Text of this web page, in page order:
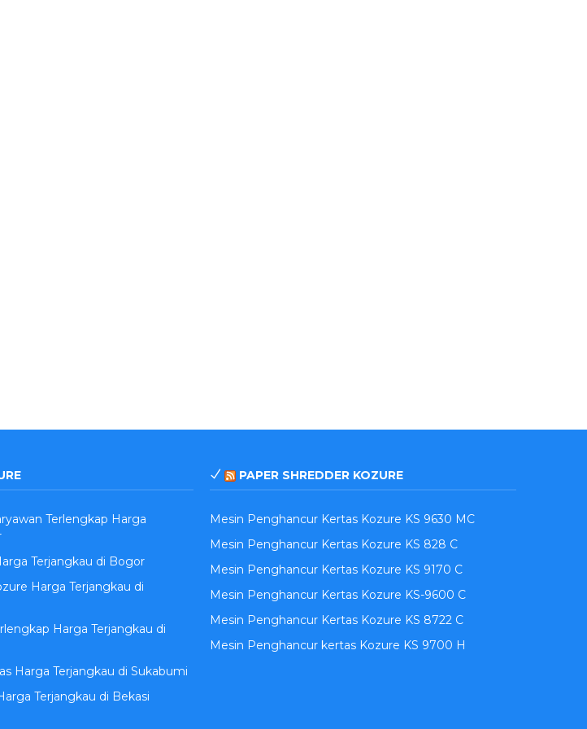
Terlengkap Harga
Terjangkau di Bogor
Harga Terjangkau di
Harga Terjangkau di
Harga Terjangkau di Sukabumi
Terjangkau di Bekasi
PAPER SHREDDER KOZURE
Mesin Penghancur Kertas Kozure KS 9630 MC
Mesin Penghancur Kertas Kozure KS 828 C
Mesin Penghancur Kertas Kozure KS 9170 C
Mesin Penghancur Kertas Kozure KS-9600 C
Mesin Penghancur Kertas Kozure KS 8722 C
Mesin Penghancur kertas Kozure KS 9700 H